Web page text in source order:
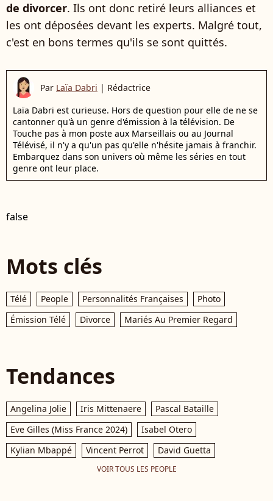
de divorcer. Ils ont donc retiré leurs alliances et
les ont déposées devant les experts. Malgré tout,
c'est en bons termes qu'ils se sont quittés.
Par Laïa Dabri | Rédactrice
Laïa Dabri est curieuse. Hors de question pour elle de ne se
cantonner qu'à un genre d'émission à la télévision. De
Touche pas à mon poste aux Marseillais ou au Journal
Télévisé, il n'y a qu'un pas qu'elle n'hésite jamais à franchir.
Embarquez dans son univers où même les séries en tout
genre ont leur place.
false
Mots clés
Télé People Personnalités Françaises
Photo
Émission Télé
Divorce Mariés Au Premier Regard
Tendances
Angelina Jolie Iris Mittenaere
Pascal Bataille
Eve Gilles (Miss France 2024)
Isabel Otero
Kylian Mbappé
Vincent Perrot David Guetta
VOIR TOUS LES PEOPLE